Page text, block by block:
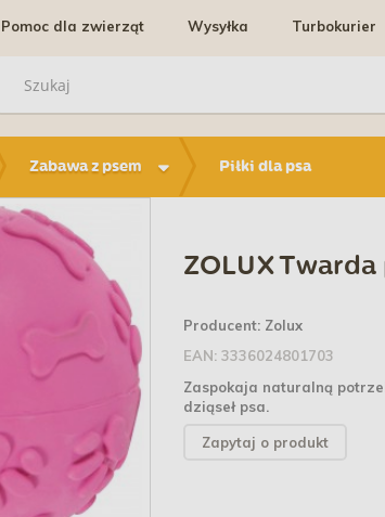
Pomoc dla zwierząt Wysyłka Turbokurier
Zabawa z psem Piłki dla psa
ZOLUX Twarda
Producent: Zolux
EAN: 3336024801703
Zaspokaja naturalną
dziąseł psa.
Zapytaj o produkt